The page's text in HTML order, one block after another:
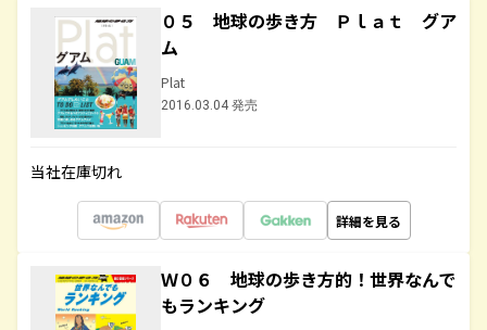
０５ 地球の歩き方 Ｐｌａｔ グア
ム
Plat
2016.03.04 発売
当社在庫切れ
詳細を見る
Ｗ０６ 地球の歩き方的！世界なんで
もランキング